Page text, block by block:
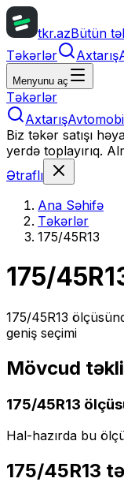
tkr.azBütün
Təkərlər
Axtarış
Menyunu aç
Təkərlər
Axtarış
Biz təkər satışı
yerdə toplayırıq.
Ətraflı
Ana Səhifə
Təkərlər
175/45R13
175/
175/45R13
geniş seçimi
Mövcud
175/45R13
Hal-hazırda bu
175/45R13